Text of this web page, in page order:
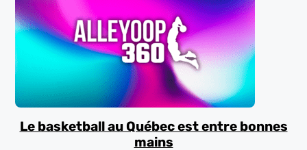
Le basketball au Québec est entre bonnes
mains